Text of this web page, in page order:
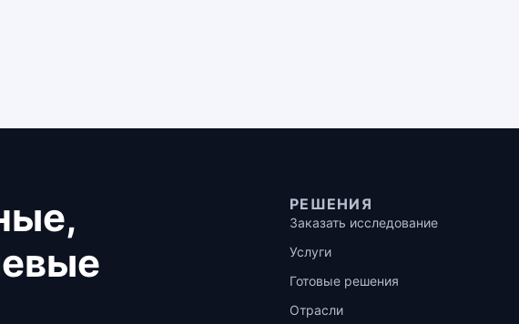
РЕШЕНИЯ
Заказать исследование
Услуги
Готовые решения
Отрасли